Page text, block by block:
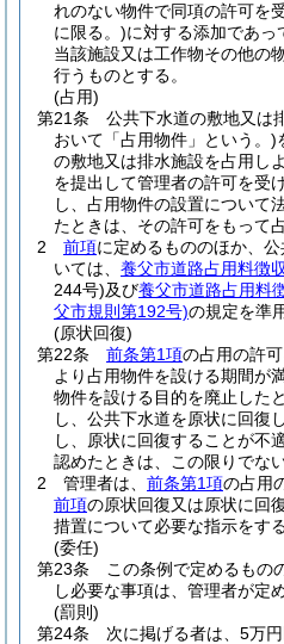
れのない物件で同項の許可を
に限る。)に対する添加であっ
当該施設又は工作物その他の
行うものとする。
(占用)
第21条
公共下水道の敷地又は
おいて「占用物件」という。)
の敷地又は排水施設を占用し
を提出して管理者の許可を受
し、占用物件の設置について
たときは、その許可をもって
2
前項に定めるもののほか、
いては、 養父市道路占用料徴
244号)及び養父市道路占用料
父市規則第192号)の規定を準
(原状回復)
第22条
前条第1項の占用の許
より占用物件を設ける期間が
物件を設ける目的を廃止した
し、公共下水道を原状に回復
し、原状に回復することが不
認めたときは、この限りでない
2
管理者は、 前条第1項の占用
前項の原状回復又は原状に回
措置について必要な指示をす
(委任)
第23条
この条例で定めるもの
し必要な事項は、管理者が定め
(罰則)
第24条
次に掲げる者は、5万